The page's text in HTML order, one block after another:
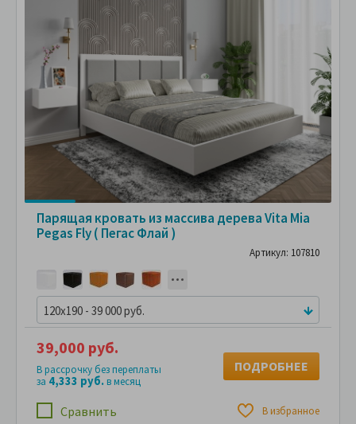
Парящая кровать из массива дерева Vita Mia
Pegas Fly ( Пегас Флай )
Артикул: 107810
120x190 - 39 000 руб.
Сравнить В избранное
39,000 руб.
В рассрочку без переплаты
за 4,333 руб.в месяц
ПОДРОБНЕЕ